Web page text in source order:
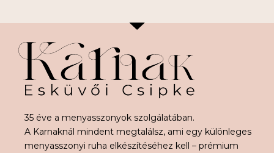
35 éve a menyasszonyok szolgálatában.
A Karnaknál mindent megtalálsz, ami egy különleges
menyasszonyi ruha elkészítéséhez kell – prémium